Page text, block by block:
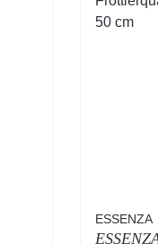
ESSENZA